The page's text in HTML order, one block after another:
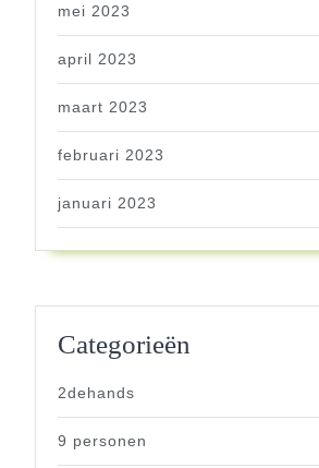
mei 2023
april 2023
maart 2023
februari 2023
januari 2023
Categorieën
2dehands
9 personen